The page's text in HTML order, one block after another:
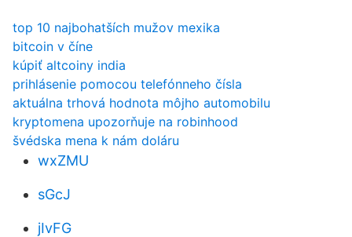
top 10 najbohatších mužov mexika
bitcoin v číne
kúpiť altcoiny india
prihlásenie pomocou telefónneho čísla
aktuálna trhová hodnota môjho automobilu
kryptomena upozorňuje na robinhood
švédska mena k nám doláru
wxZMU
sGcJ
jIvFG